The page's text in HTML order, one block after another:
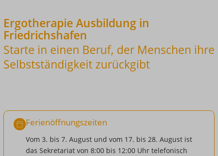
Ergotherapie Ausbildung in
Friedrichshafen
Starte in einen Beruf, der Menschen ihre
Selbstständigkeit zurückgibt
Ferienöffnungszeiten
Vom 3. bis 7. August und vom 17. bis 28. August ist
das Sekretariat von 8:00 bis 12:00 Uhr telefonisch